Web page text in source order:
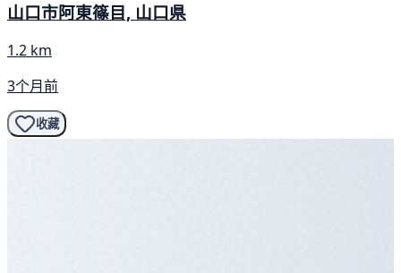
山口市阿東篠目, 山口県
1.2 km
3个月前
收藏